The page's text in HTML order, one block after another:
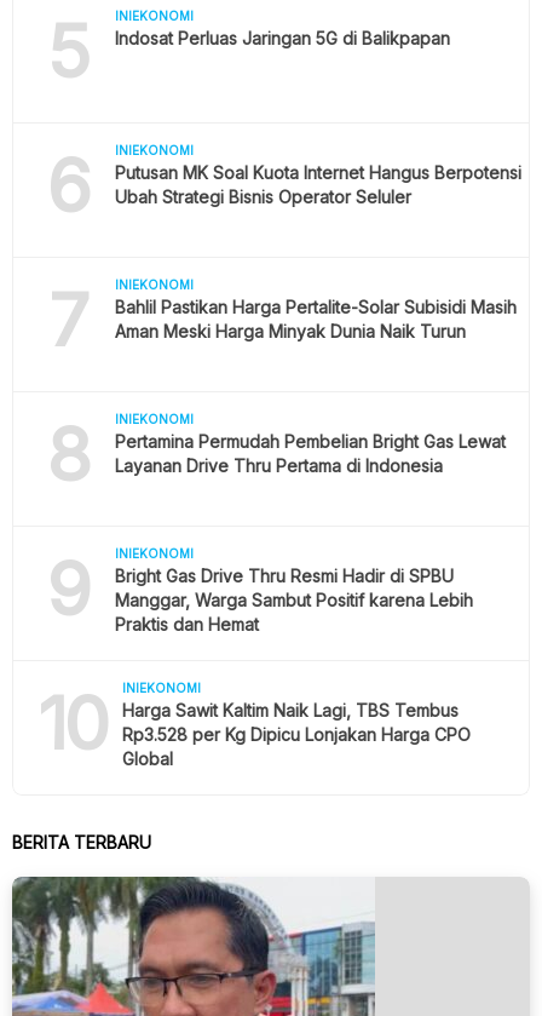
5 INIEKONOMI
Indosat Perluas Jaringan 5G di Balikpapan
6 INIEKONOMI
Putusan MK Soal Kuota Internet Hangus Berpotensi
Ubah Strategi Bisnis Operator Seluler
7 INIEKONOMI
Bahlil Pastikan Harga Pertalite-Solar Subisidi Masih
Aman Meski Harga Minyak Dunia Naik Turun
8 INIEKONOMI
Pertamina Permudah Pembelian Bright Gas Lewat
Layanan Drive Thru Pertama di Indonesia
9 INIEKONOMI
Bright Gas Drive Thru Resmi Hadir di SPBU
Manggar, Warga Sambut Positif karena Lebih
Praktis dan Hemat
10 INIEKONOMI
Harga Sawit Kaltim Naik Lagi, TBS Tembus
Rp3.528 per Kg Dipicu Lonjakan Harga CPO
Global
BERITA TERBARU